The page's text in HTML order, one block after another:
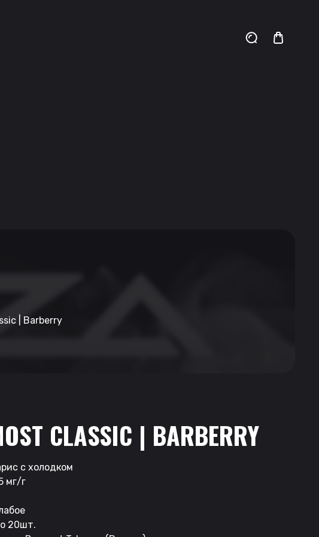
| Barberry
CLASSIC | BARBERRY
с холодком
мг/г
20шт.